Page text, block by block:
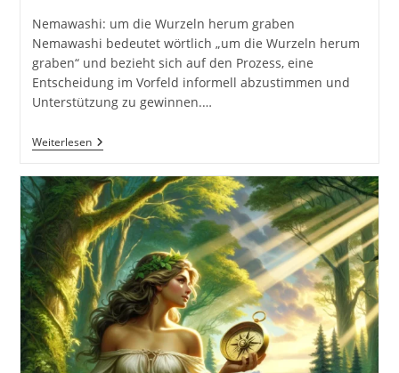
Nemawashi: um die Wurzeln herum graben
Nemawashi bedeutet wörtlich „um die Wurzeln herum
graben“ und bezieht sich auf den Prozess, eine
Entscheidung im Vorfeld informell abzustimmen und
Unterstützung zu gewinnen.…
WeiterlesenNemawashi:
Um
Wurzeln
Herum
Graben